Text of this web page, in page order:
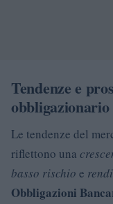
Tendenze e
obbligazionario
Le tendenze del
riflettono una
basso rischio e
Obbligazioni